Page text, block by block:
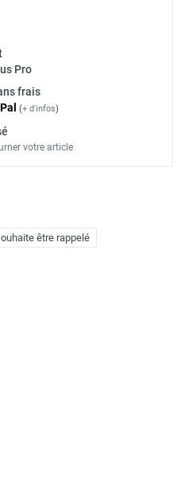
être rappelé
Pro
frais
Pal (+ d'infos)
votre article